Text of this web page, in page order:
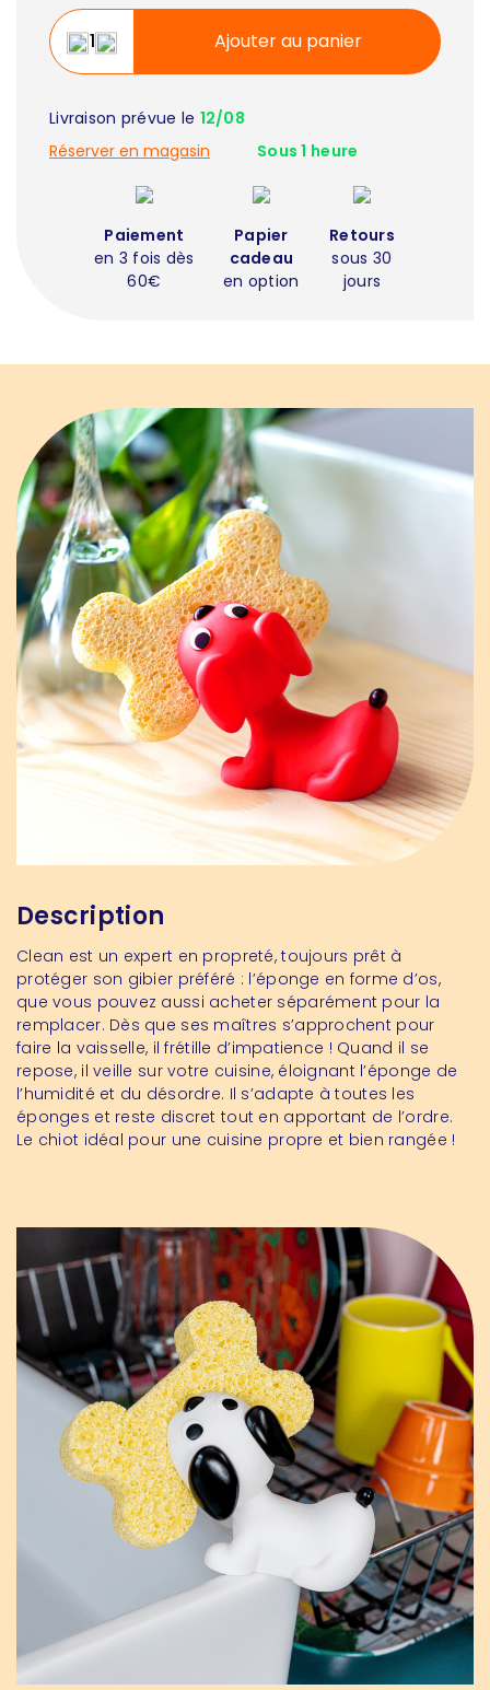
Ajouter au panier
Livraison prévue le 12/08
Réserver en magasin
Sous 1 heure
Paiement
en 3 fois dès
60€
Papier
cadeau
en option
Retours
sous 30
jours
Description
Clean est un expert en propreté, toujours prêt à
protéger son gibier préféré : l’éponge en forme d’os,
que vous pouvez aussi acheter séparément pour la
remplacer. Dès que ses maîtres s’approchent pour
faire la vaisselle, il frétille d’impatience ! Quand il se
repose, il veille sur votre cuisine, éloignant l’éponge de
l’humidité et du désordre. Il s’adapte à toutes les
éponges et reste discret tout en apportant de l’ordre.
Le chiot idéal pour une cuisine propre et bien rangée !